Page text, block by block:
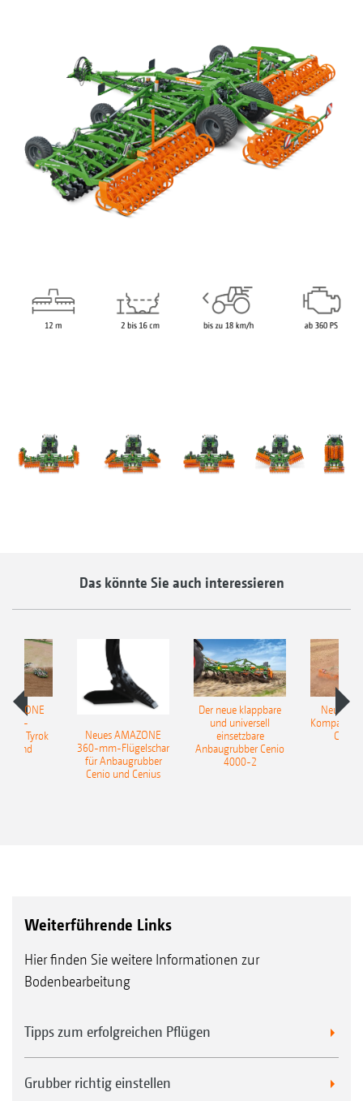
Das könnte Sie auch interessieren
Tyrok
Neues AMAZONE
360-mm-Flügelschar
für Anbaugrubber
Cenio und Cenius
Der neue klappbare
und universell
einsetzbare
Anbaugrubber Cenio
4000-2
Neue
Weiterführende Links
Hier finden Sie weitere Informationen zur
Bodenbearbeitung
Tipps zum erfolgreichen Pflügen
Grubber richtig einstellen